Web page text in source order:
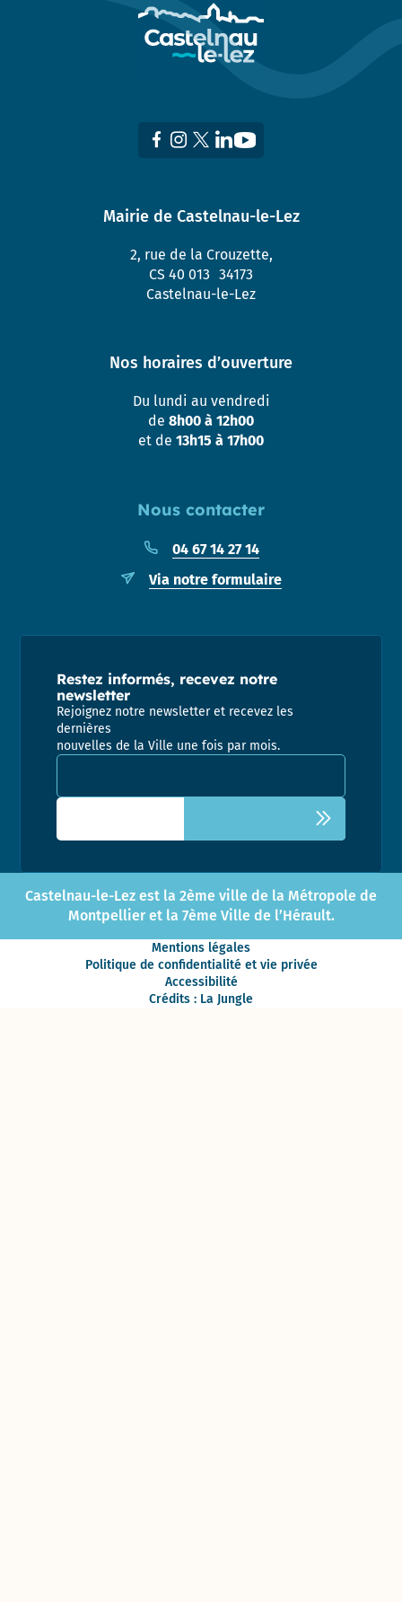
Nous contacter
04 67 14 27 14
Via notre formulaire
Mairie de Castelnau-le-Lez
2, rue de la Crouzette,
CS 40 013 34173
Castelnau-le-Lez
Nos horaires d’ouverture
Du lundi au vendredi
de 8h00 à 12h00
et de 13h15 à 17h00
Restez informés, recevez notre
newsletter
Rejoignez notre newsletter et recevez les
dernières
nouvelles de la Ville une fois par mois.
Adresse email pour la newsletter
Castelnau-le-Lez est la 2ème ville de la Métropole de
Montpellier et la 7ème Ville de l’Hérault.
Mentions légales
Politique de confidentialité et vie privée
Accessibilité
Crédits : La Jungle